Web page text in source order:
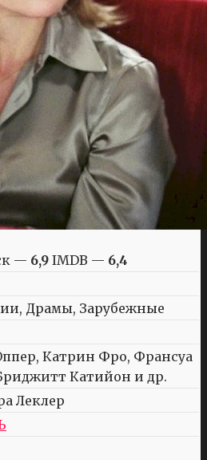
— 6,9 IMDB — 6,4
Драмы, Зарубежные
Катрин Фро, Франсуа
Катийон и др.
Леклер